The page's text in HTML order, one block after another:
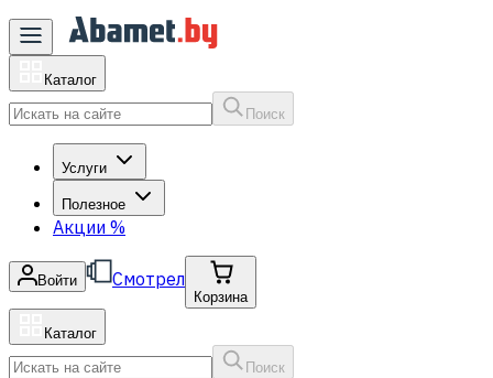
Каталог
Поиск
Услуги
Полезное
Акции %
Войти Смотрел
Корзина
Каталог
Поиск